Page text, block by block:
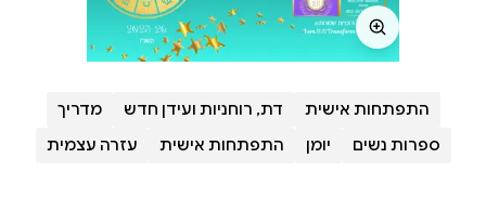
התפתחות אישית דת, רוחניות ועידן חדש
מדריך
ספרות נשים
יומן התפתחות אישית עזרה עצמית